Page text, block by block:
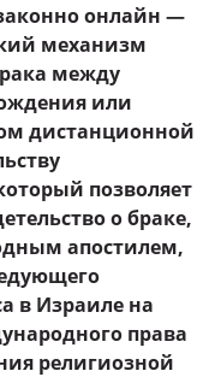
онлайн —
механизм
между
или
дистанционной
позволяет
о браке,
апостилем,
в Израиле на
права
религиозной